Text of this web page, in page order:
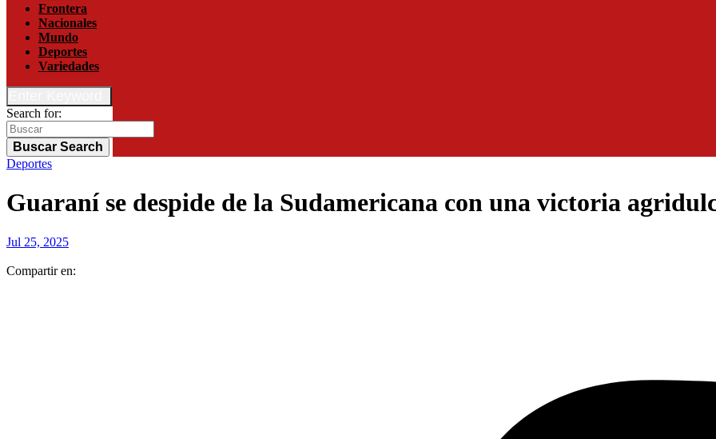
Frontera
Nacionales
Mundo
Deportes
Variedades
Search for:
Buscar Search
Deportes
Guaraní se despide de la Sudamericana con una victoria
Jul 25, 2025
Compartir en: